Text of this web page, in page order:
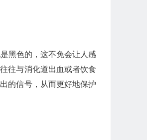
黑色的，这不免会让人感
往与消化道出血或者饮食
的信号，从而更好地保护